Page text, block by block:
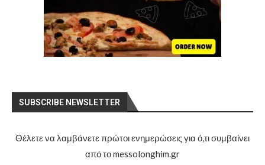
SUBSCRIBE NEWSLETTER
Θέλετε να λαμβάνετε πρώτοι ενημερώσεις για ό,τι συμβαίνει
από το messolonghim.gr